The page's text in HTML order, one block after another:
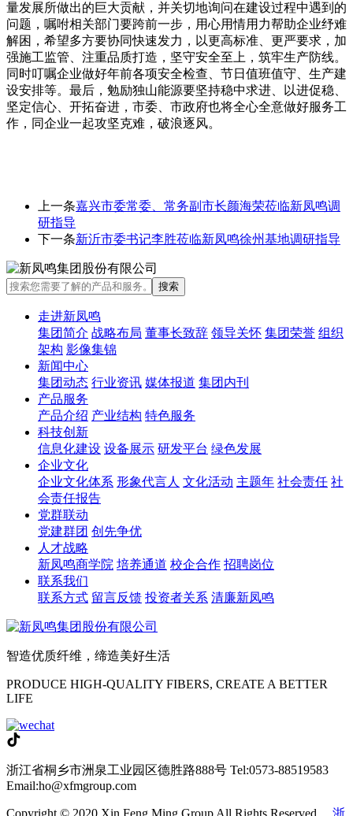
量发展所做出的巨大贡献，并关切地询问在建设过程中遇到的
问题，嘱咐相关部门要跨前一步，用心用情用力帮助企业纾难
解困，希望多方要协同快速发力，以更高标准、更严要求，加
强施工监管、注重品质打造，坚守安全至上，筑牢生产防线。
同时叮嘱企业做好年前各项安全检查、节日值班值守、生产建
设安排等。最后，勉励独山能源要坚持稳中求进、以进促稳、
坚定信心、开拓奋进，市委、市政府也将全心全意做好服务工
作，同企业一起攻坚克难，破浪逐风。
上一条嘉兴市委常委、常务副市长颜海荣莅临新凤鸣调
研指导
下一条新沂市委书记李胜莅临新凤鸣徐州基地调研指导
走进新凤鸣
集团简介 战略布局 董事长致辞 领导关怀 集团荣誉 组织
架构 影像集锦
新闻中心
集团动态 行业资讯 媒体报道 集团内刊
产品服务
产品介绍 产业结构 特色服务
科技创新
信息化建设 设备展示 研发平台 绿色发展
企业文化
企业文化体系 形象代言人 文化活动 主题年 社会责任 社
会责任报告
党群联动
党建群团 创先争优
人才战略
新凤鸣商学院 培养通道 校企合作 招聘岗位
联系我们
联系方式 留言反馈 投资者关系 清廉新凤鸣
智造优质纤维，缔造美好生活
PRODUCE HIGH-QUALITY FIBERS, CREATE A BETTER
LIFE
浙江省桐乡市洲泉工业园区德胜路888号 Tel:0573-88519583
Email:ho@xfmgroup.com